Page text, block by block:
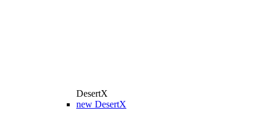
DesertX
new DesertX